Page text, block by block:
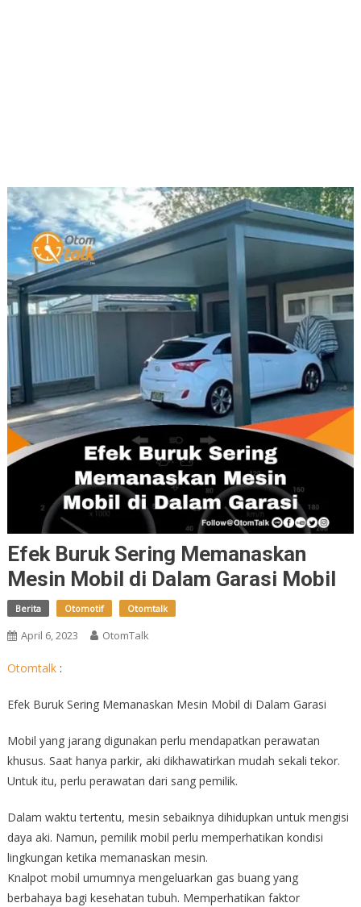
Efek Buruk Sering Memanaskan
Mesin Mobil di Dalam Garasi Mobil
Berita Otomotif Otomtalk
April 6, 2023 OtomTalk
Otomtalk:
Efek Buruk Sering Memanaskan Mesin Mobil di Dalam Garasi
Mobil yang jarang digunakan perlu mendapatkan perawatan
khusus. Saat hanya parkir, aki dikhawatirkan mudah sekali tekor.
Untuk itu, perlu perawatan dari sang pemilik.
Dalam waktu tertentu, mesin sebaiknya dihidupkan untuk mengisi
daya aki. Namun, pemilik mobil perlu memperhatikan kondisi
lingkungan ketika memanaskan mesin.
Knalpot mobil umumnya mengeluarkan gas buang yang
berbahaya bagi kesehatan tubuh. Memperhatikan faktor